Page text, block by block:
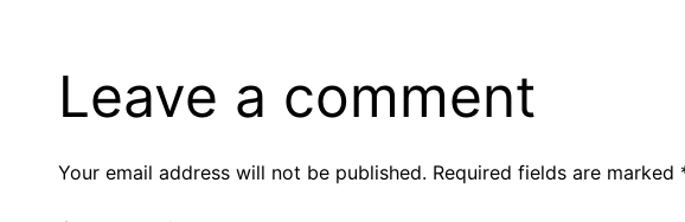
Leave a comment
Your email address will not be published. Required fields are marked